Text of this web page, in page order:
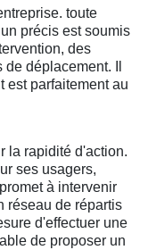
toute
précis est soumis
des
déplacement. Il
est parfaitement au
la rapidité d'action.
ses usagers,
à intervenir
réseau de répartis
d'effectuer une
de proposer un